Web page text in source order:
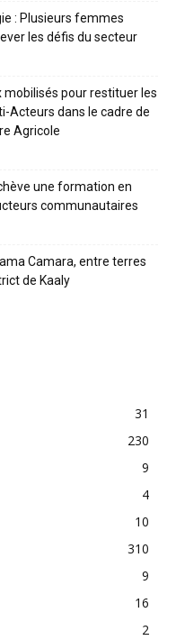
: Plusieurs femmes
les défis du secteur
mobilisés pour restituer les
Acteurs dans le cadre de
Agricole
une formation en
communautaires
Camara, entre terres
de Kaaly
31
230
9
4
10
310
9
16
2